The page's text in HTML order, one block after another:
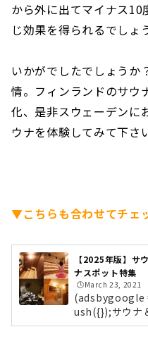
から外に出てマイナス
じ効果を得られるでしょう
いかがでしたでしょうか
情。フィンランドのサウ
化、是非スウェーデンに
ウナを体験してみて下さ
▼こちらも合わせてチェ
【2025年版】サ
ナスポット特集
🕒️March 23, 2021
(adsbygoogle
ush({});サウナ
古屋・栄にあ